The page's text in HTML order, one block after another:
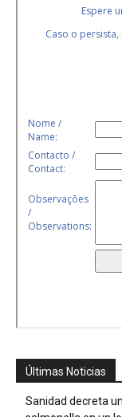
Últimas Noticias
Sanidad decreta